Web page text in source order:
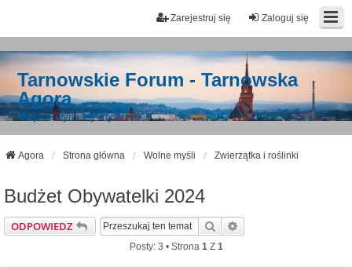
Zaloguj się
Zarejestruj się
Tarnowskie Forum - Tarnowska
Agora
Miejsce wymiany myśli i idei
Agora Strona główna Wolne myśli Zwierzątka i roślinki
Budżet Obywatelki 2024
ODPOWIEDZ Szukaj
Posty: 3 • Strona 1Z 1